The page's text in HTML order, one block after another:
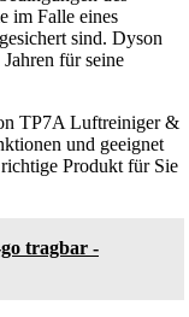
im Falle eines
sind. Dyson
für seine
TP7A Luftreiniger &
und geeignet
Produkt für Sie
tragbar -